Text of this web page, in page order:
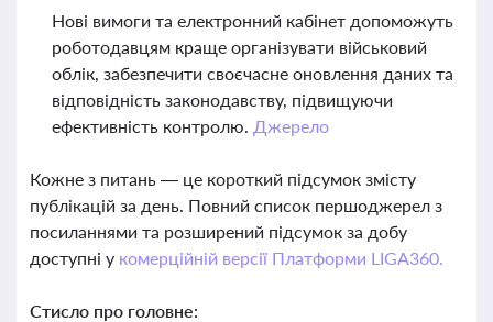
Нові вимоги та електронний кабінет допоможуть
роботодавцям краще організувати військовий
облік, забезпечити своєчасне оновлення даних та
відповідність законодавству, підвищуючи
ефективність контролю. Джерело
Кожне з питань — це короткий підсумок змісту
публікацій за день. Повний список першоджерел з
посиланнями та розширений підсумок за добу
доступні у комерційній версії Платформи LIGA360.
Стисло про головне: